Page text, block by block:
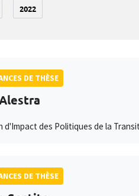
2022
DE THÈSE
d'Impact des Politiques de la
DE THÈSE